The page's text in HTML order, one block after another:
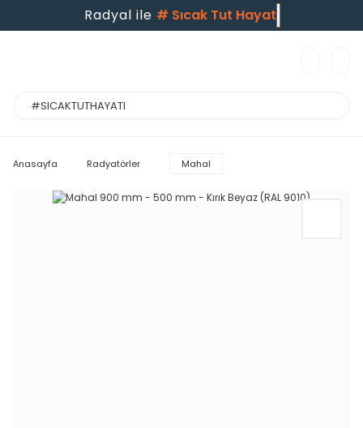
Radyal ile # Sıcak Tut Hayatı
Anasayfa Radyatörler Mahal